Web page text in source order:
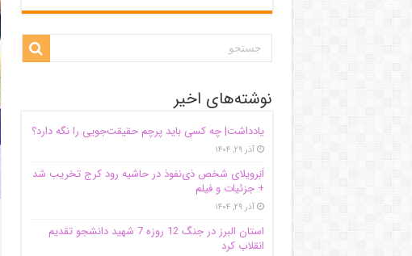
نوشته‌های اخیر
یادداشت| ‌چه کسی باید پرچم حقیقت‌جویی را نگه دارد؟
آذر ۲۹, ۱۴۰۴
اَبَر‌ویلای شخص ذی‌نفوذ در حاشیه‌ رود کرج تخریب شد
+ جزئیات و فیلم
آذر ۲۹, ۱۴۰۴
استان البرز در جنگ 12 روزه 7 شهید دانشجو تقدیم
انقلاب کرد